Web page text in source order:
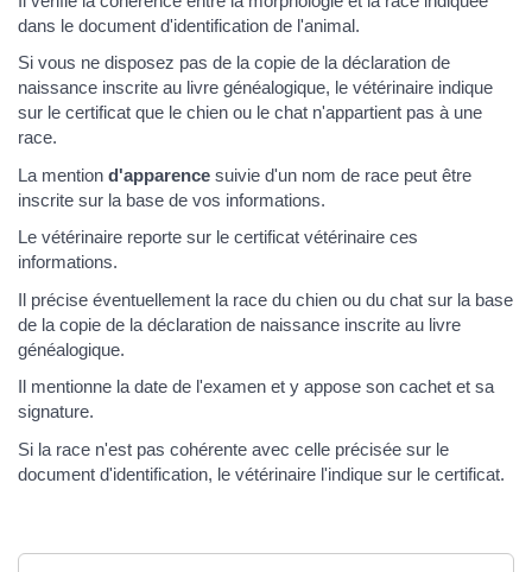
dans le document d'identification de l'animal.
Si vous ne disposez pas de la copie de la déclaration de
naissance inscrite au livre généalogique, le vétérinaire indique
sur le certificat que le chien ou le chat n'appartient pas à une
race.
La mention d'apparence suivie d'un nom de race peut être
inscrite sur la base de vos informations.
Le vétérinaire reporte sur le certificat vétérinaire ces
informations.
Il précise éventuellement la race du chien ou du chat sur la base
de la copie de la déclaration de naissance inscrite au livre
généalogique.
Il mentionne la date de l'examen et y appose son cachet et sa
signature.
Si la race n'est pas cohérente avec celle précisée sur le
document d'identification, le vétérinaire l'indique sur le certificat.